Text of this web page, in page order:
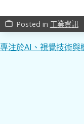
work_outline Posted in 工業資訊
文
專注於AI、視覺技術